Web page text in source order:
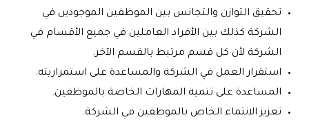
تحقيق التوازن والتجانس بين الموظفين الموجودين في
الشركة كذلك بين الأفراد العاملين في جميع الأقسام في
الشركة لأن كل قسم مرتبط بالقسم الآخر.
استقرار العمل في الشركة والمساعدة على استمراريته.
المساعدة على تنمية المهارات الخاصة بالموظفين.
تعزيز الانتماء الخاص بالموظفين في الشركة.